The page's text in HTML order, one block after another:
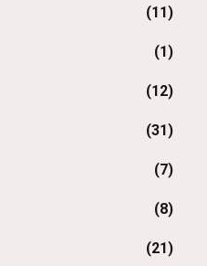
(11)
(1)
(12)
(31)
(7)
(8)
(21)